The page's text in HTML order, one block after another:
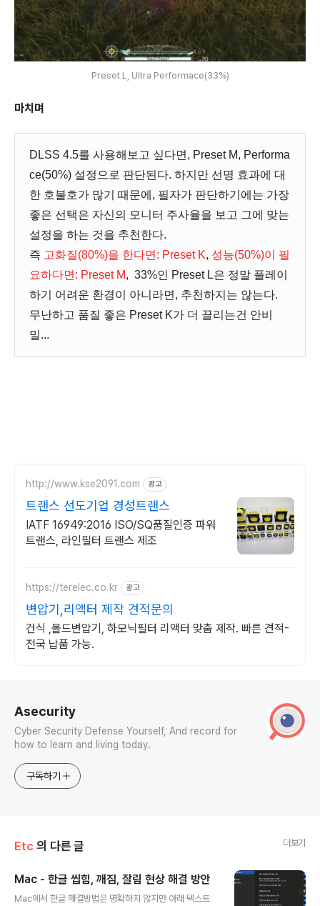
Preset L, Ultra Performace(33%)
마치며
DLSS 4.5를 사용해보고 싶다면, Preset M, Performa
ce(50%) 설정으로 판단된다. 하지만 선명 효과에 대
한 호불호가 많기 때문에, 필자가 판단하기에는 가장
좋은 선택은 자신의 모니터 주사율을 보고 그에 맞는
설정을 하는 것을 추천한다.
즉 고화질(80%)을 한다면: Preset K, 성능(50%)이 필
요하다면: Preset M, 33%인 Preset L은 정말 플레이
하기 어려운 환경이 아니라면, 추천하지는 않는다.
무난하고 품질 좋은 Preset K가 더 끌리는건 안비
밀...
http://www.kse2091.com 광고
트랜스 선도기업 경성트랜스
IATF 16949:2016 ISO/SQ품질인증 파워
트랜스, 라인필터 트랜스 제조
https://terelec.co.kr 광고
변압기,리액터 제작 견적문의
건식 ,몰드변압기, 하모닉필터 리액터 맞춤 제작. 빠른 견적-
전국 납품 가능.
Asecurity
Cyber Security Defense Yourself, And record for
how to learn and living today.
구독하기
Etc 의 다른 글 더보기
Mac - 한글 씹힘, 깨짐, 잘림 현상 해결 방안
Mac에서 한글 해결방법은 명확하지 않지만 아래 텍스트